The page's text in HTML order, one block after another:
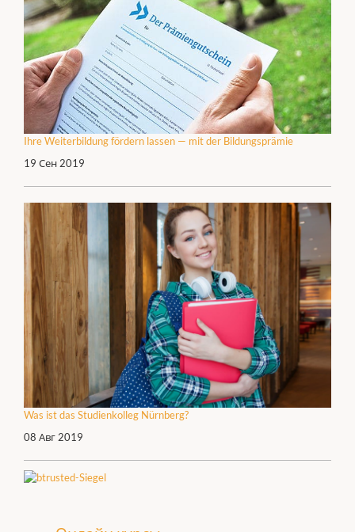
Ihre Weiterbildung fördern lassen — mit der Bildungsprämie
19 Сен 2019
Was ist das Studienkolleg Nürnberg?
08 Авг 2019